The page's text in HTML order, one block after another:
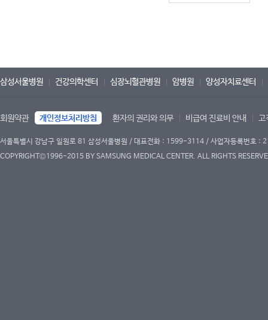
삼성서울병원 건강의학센터 심장뇌혈관병원 암병원 양성자치료센터
회원약관 개인정보처리방침 환자의 권리와 의무 비급여 진료비 안내 고
서울특별시 강남구 일원로 81 삼성서울병원 / 대표전화 : 1599-3114 / 사업자등록번호
COPYRIGHT©1996-2015 BY SAMSUNG MEDICAL CENTER. ALL RIGHTS